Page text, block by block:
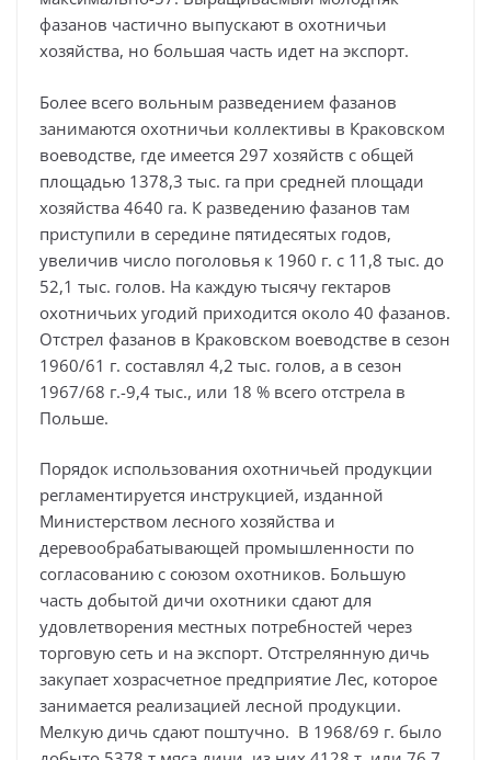
фазанов частично выпускают в охотничьи
хозяйства, но большая часть идет на экспорт.
Более всего вольным разведением фазанов
занимаются охотничьи коллективы в Краковском
воеводстве, где имеется 297 хозяйств с общей
площадью 1378,3 тыс. га при средней площади
хозяйства 4640 га. К разведению фазанов там
приступили в середине пятидесятых годов,
увеличив число поголовья к 1960 г. с 11,8 тыс. до
52,1 тыс. голов. На каждую тысячу гектаров
охотничьих угодий приходится около 40 фазанов.
Отстрел фазанов в Краковском воеводстве в сезон
1960/61 г. составлял 4,2 тыс. голов, а в сезон
1967/68 г.-9,4 тыс., или 18 % всего отстрела в
Польше.
Порядок использования охотничьей продукции
регламентируется инструкцией, изданной
Министерством лесного хозяйства и
деревообрабатывающей промышленности по
согласованию с союзом охотников. Большую
часть добытой дичи охотники сдают для
удовлетворения местных потребностей через
торговую сеть и на экспорт. Отстрелянную дичь
закупает хозрасчетное предприятие Лес, которое
занимается реализацией лесной продукции.
Мелкую дичь сдают поштучно. В 1968/69 г. было